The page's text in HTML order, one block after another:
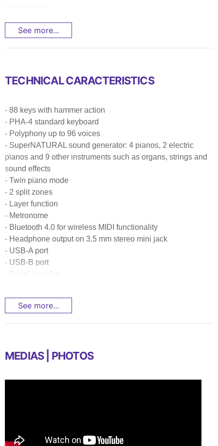
See more...
TECHNICAL CARACTERISTICS
- 88 keys with hammer action
- PHA-4 standard keyboard
- Polyphony up to 96 voices
- SuperNATURAL sound generator: 4 pianos, 2 electric
pianos and 9 other instruments such as organs, strings and
sound effects
- Twin piano mode
- 2 split zones
- Layer function
- Metronome
- Bluetooth 4.0 for wireless MIDI functionality
- Headphone output on 3.5 mm stereo mini jack
- USB-A port
- USB-B port
- Pedal input for...
See more...
MEDIAS | PHOTOS